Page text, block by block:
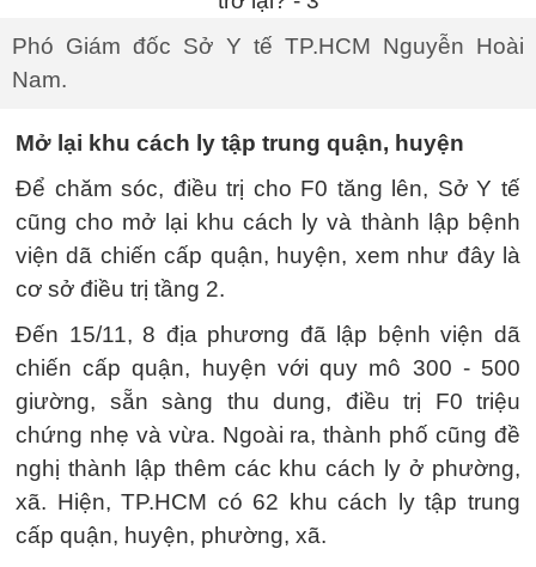
Phó Giám đốc Sở Y tế TP.HCM Nguyễn Hoài
Nam.
Mở lại khu cách ly tập trung quận, huyện
Để chăm sóc, điều trị cho F0 tăng lên, Sở Y tế
cũng cho mở lại khu cách ly và thành lập bệnh
viện dã chiến cấp quận, huyện, xem như đây là
cơ sở điều trị tầng 2.
Đến 15/11, 8 địa phương đã lập bệnh viện dã
chiến cấp quận, huyện với quy mô 300 - 500
giường, sẵn sàng thu dung, điều trị F0 triệu
chứng nhẹ và vừa. Ngoài ra, thành phố cũng đề
nghị thành lập thêm các khu cách ly ở phường,
xã. Hiện, TP.HCM có 62 khu cách ly tập trung
cấp quận, huyện, phường, xã.